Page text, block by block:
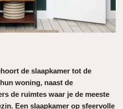
de slaapkamer tot de
woning, naast de
de ruimtes waar je de meeste
Een slaapkamer op sfeervolle